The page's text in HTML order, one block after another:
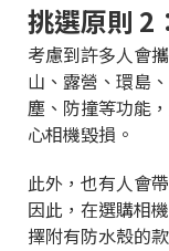
挑選原則 2
考慮到許多人會
山、露營、環島
塵、防撞等功能
心相機毀損。
此外，也有人會
因此，在選購相
擇附有防水殼的